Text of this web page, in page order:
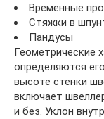
Временные
Стяжки в
Пандусы
Геометрические
определяются
высоте стенки
включает
и без. Уклон